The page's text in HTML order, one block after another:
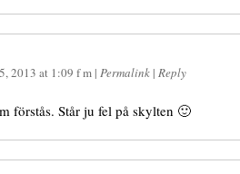
2013 at 1:09 f m | Permalink | Reply
förstås. Står ju fel på skylten 🙂